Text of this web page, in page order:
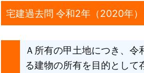
宅建過去問 令和2年（2020年
Ａ所有の甲土地につき、
る建物の所有を目的とし